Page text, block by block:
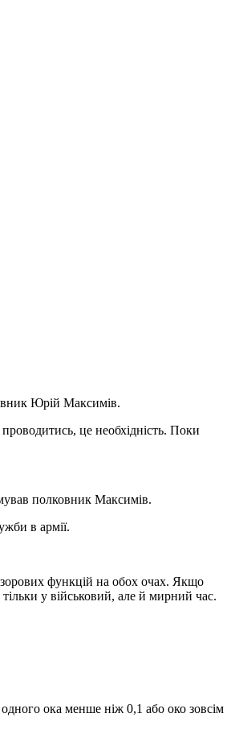
Юрій Максимів.
це необхідність. Поки
полковник Максимів.
в армії.
функцій на обох очах. Якщо
у військовий, але й мирний час.
ока менше ніж 0,1 або око зовсім